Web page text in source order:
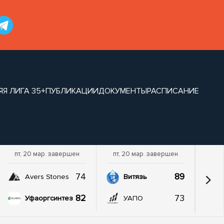
ЛИГА 35+ПУБЛИКАЦИИДОКУМЕНТЫРАСПИСАНИЕ
пт, 20 мар. завершен
Avers Stones 74
Уфаоргсинтез 82
пт, 20 мар. завершен
Витязь 89
УАПО 73